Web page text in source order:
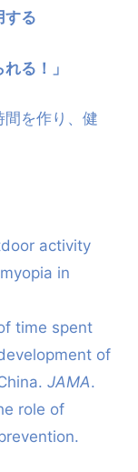
する
る！」
を作り、健
activity
in
time spent
of
JAMA.
role of